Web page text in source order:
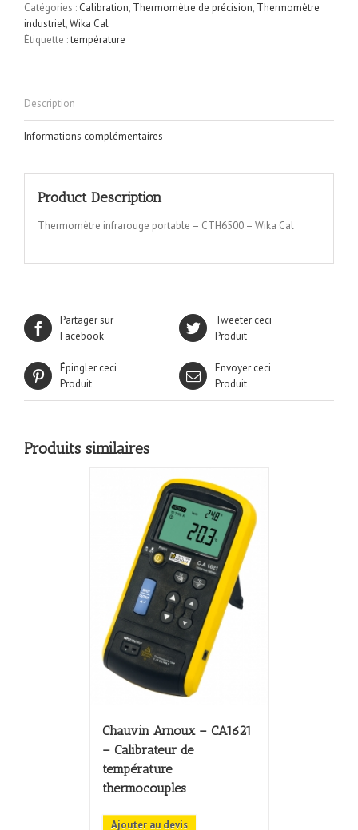
Catégories : Calibration, Thermomètre de précision, Thermomètre
industriel,Wika Cal
Étiquette :température
Description
Informations complémentaires
Product Description
Thermomètre infrarouge portable – CTH6500 – Wika Cal
Partager sur
Facebook
Tweeter ceci
Produit
Épingler ceci
Produit
Envoyer ceci
Produit
Produits similaires
Chauvin Arnoux – CA1621
– Calibrateur de
température
thermocouples
Ajouter au devis